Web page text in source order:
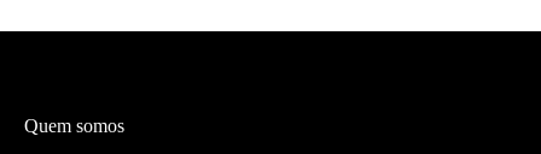
Quem somos